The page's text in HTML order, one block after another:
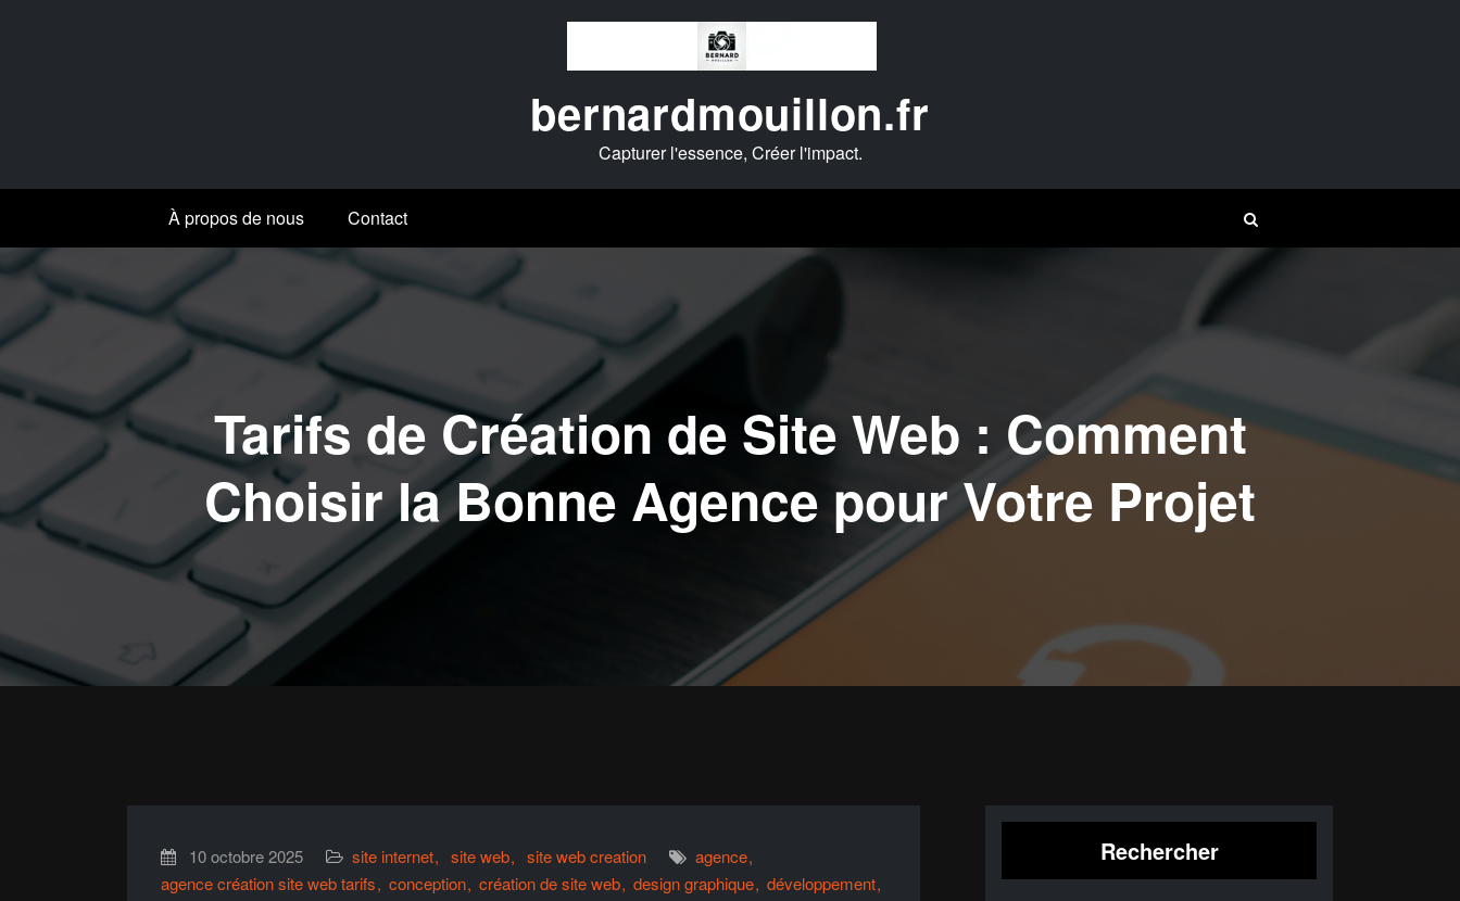
bernardmouillon.fr
Capturer l'essence, Créer l'impact.
À propos de nous Contact
Tarifs de Création de Site Web : Comment
Choisir la Bonne Agence pour Votre Projet
10 octobre 2025 site internet site web site web creation
agence
agence création site web tarifs
conception création de site web design graphique développement
Rechercher